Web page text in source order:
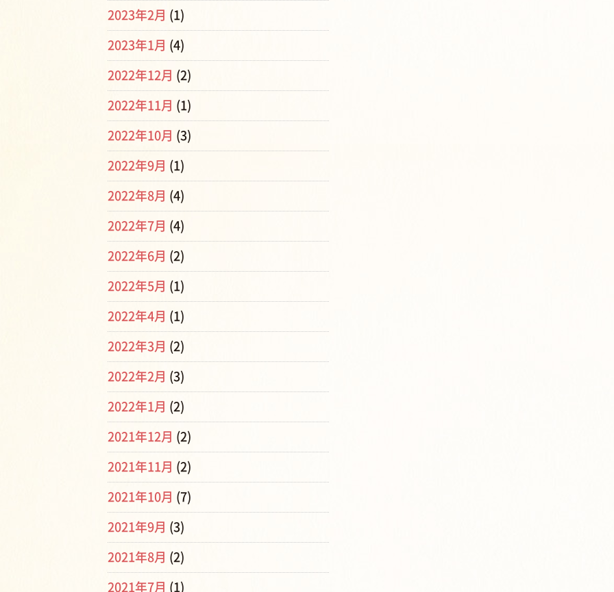
2023年2月 (1)
2023年1月 (4)
2022年12月 (2)
2022年11月 (1)
2022年10月 (3)
2022年9月 (1)
2022年8月 (4)
2022年7月 (4)
2022年6月 (2)
2022年5月 (1)
2022年4月 (1)
2022年3月 (2)
2022年2月 (3)
2022年1月 (2)
2021年12月 (2)
2021年11月 (2)
2021年10月 (7)
2021年9月 (3)
2021年8月 (2)
2021年7月 (1)